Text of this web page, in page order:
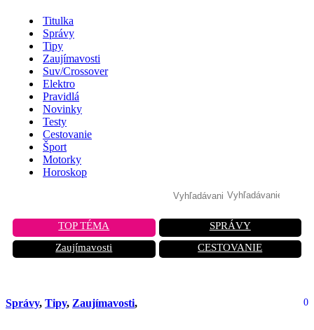
Titulka
Správy
Tipy
Zaujímavosti
Suv/Crossover
Elektro
Pravidlá
Novinky
Testy
Cestovanie
Šport
Motorky
Horoskop
TOP TÉMA
SPRÁVY
Zaujímavosti
CESTOVANIE
Správy, Tipy, Zaujímavosti, 0